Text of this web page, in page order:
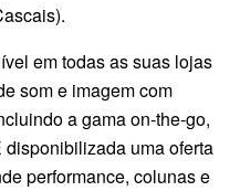
em todas as suas lojas
som e imagem com
a gama on-the-go,
uma oferta
performance, colunas e